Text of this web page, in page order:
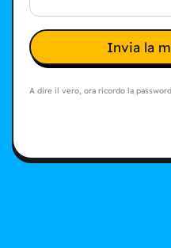
Invia la
A dire il vero, ora ricordo la password